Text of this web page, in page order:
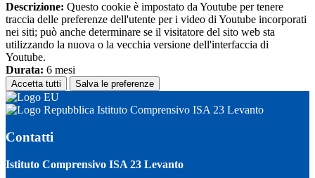
Descrizione: Questo cookie è impostato da Youtube per tenere
traccia delle preferenze dell'utente per i video di Youtube incorporati
nei siti; può anche determinare se il visitatore del sito web sta
utilizzando la nuova o la vecchia versione dell'interfaccia di
Youtube.
Durata: 6 mesi
Accetta tutti Salva le preferenze
Istituto Comprensivo ISA 23 Levanto
Contatti
Istituto Comprensivo ISA 23 Levanto